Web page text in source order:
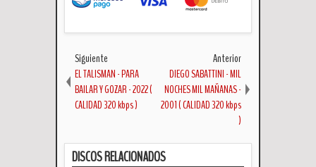
Siguiente
EL TALISMAN - PARA
BAILAR Y GOZAR - 2022 (
CALIDAD 320 kbps )
Anterior
DIEGO SABATTINI - MIL
NOCHES MIL MAÑANAS -
2001 ( CALIDAD 320 kbps
)
DISCOS RELACIONADOS